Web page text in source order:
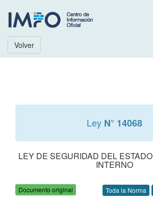
Volver
Ley N° 14068
LEY DE SEGURIDAD DEL
INTERNO
Documento original Toda la Norma